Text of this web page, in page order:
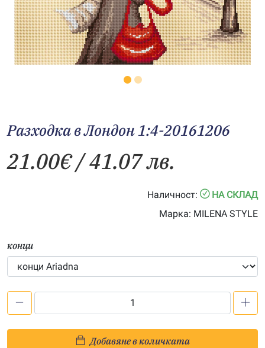
Разходка в Лондон 1:4-20161206
21.00€/ 41.07 лв.
Наличност:
НА СКЛАД
Марка: MILENA STYLE
конци
Добавяне в количката